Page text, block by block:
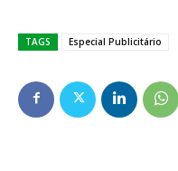
TAGS Especial Publicitário